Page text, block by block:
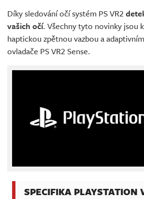
Díky sledování očí systém PS VR2
vašich očí. Všechny tyto novinky jsou
haptickou zpětnou vazbou a
ovladače PS VR2 Sense.
SPECIFIKA PLAYSTATION